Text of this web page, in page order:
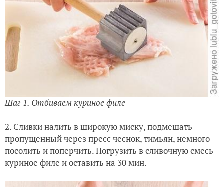
Шаг 1. Отбиваем куриное филе
2. Сливки налить в широкую миску, подмешать
пропущенный через пресс чеснок, тимьян, немного
посолить и поперчить. Погрузить в сливочную смесь
куриное филе и оставить на 30 мин.